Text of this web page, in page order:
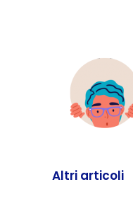
Altri articoli